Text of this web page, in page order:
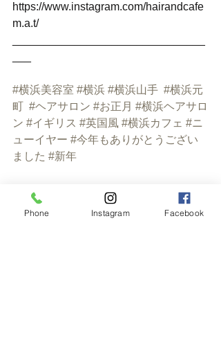
https://www.instagram.com/hairandcafe
m.a.t/
#横浜美容室 #横浜 #横浜山手 #横浜元
町 #ヘアサロン #お正月 #横浜ヘアサロ
ン #イギリス #英国風 #横浜カフェ #ニ
ューイヤー #今年もありがとうござい
ました #新年
#yokohama #hairsalon
#newyear2022
#happynewyear
Phone Instagram Facebook